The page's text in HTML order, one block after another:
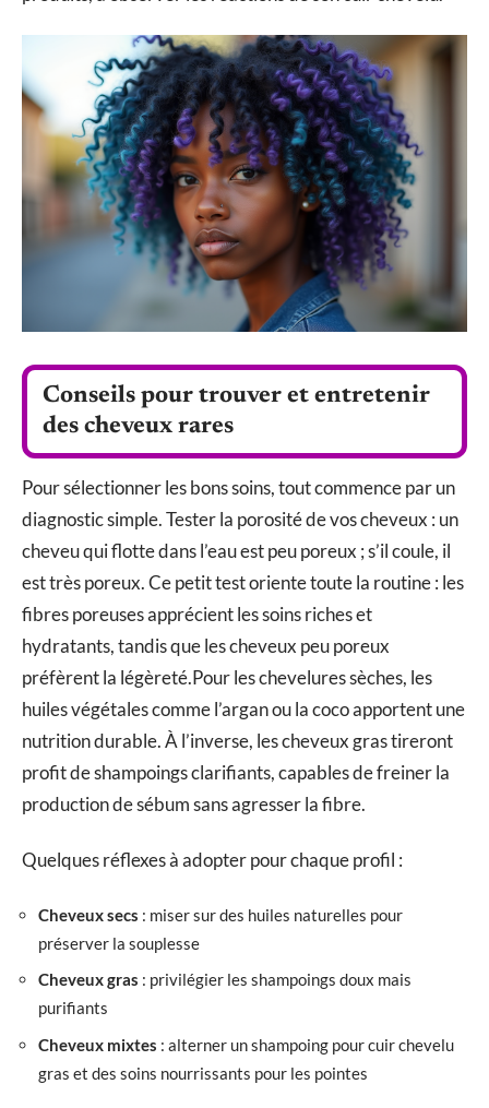
Conseils pour trouver et entretenir
des cheveux rares
Pour sélectionner les bons soins, tout commence par un
diagnostic simple. Tester la porosité de vos cheveux : un
cheveu qui flotte dans l’eau est peu poreux ; s’il coule, il
est très poreux. Ce petit test oriente toute la routine : les
fibres poreuses apprécient les soins riches et
hydratants, tandis que les cheveux peu poreux
préfèrent la légèreté.Pour les chevelures sèches, les
huiles végétales comme l’argan ou la coco apportent une
nutrition durable. À l’inverse, les cheveux gras tireront
profit de shampoings clarifiants, capables de freiner la
production de sébum sans agresser la fibre.
Quelques réflexes à adopter pour chaque profil :
Cheveux secs : miser sur des huiles naturelles pour
préserver la souplesse
Cheveux gras : privilégier les shampoings doux mais
purifiants
Cheveux mixtes : alterner un shampoing pour cuir chevelu
gras et des soins nourrissants pour les pointes